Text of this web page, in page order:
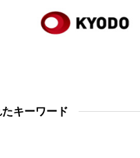
キーワード